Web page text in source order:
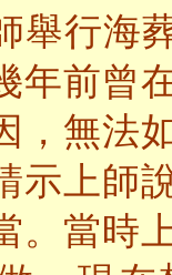
舉行海
年前曾
，無法
示上師
。當時